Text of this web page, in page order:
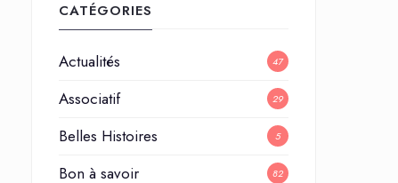
CATÉGORIES
Actualités 47
Associatif 29
Belles Histoires 5
Bon à savoir 82